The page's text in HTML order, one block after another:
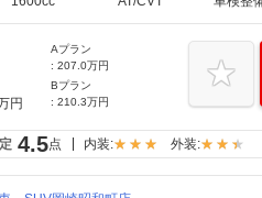
円
Aプラン
: 207.0万円
Bプラン
: 210.3万円
4.5点 内装: 外装: